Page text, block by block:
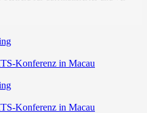
Konferenz in Macau
Konferenz in Macau